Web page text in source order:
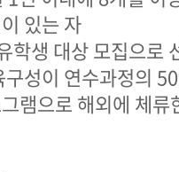
있는 자
생 대상 모집으로
구성이 연수과정의
램으로 해외에 체